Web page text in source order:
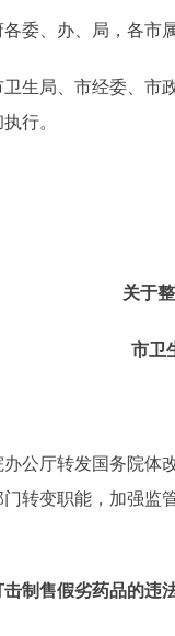
委、办、局，各市
局、市经委、市政
行。
关于
市卫
厅转发国务院体改
转变职能，加强监
制售假劣药品的违